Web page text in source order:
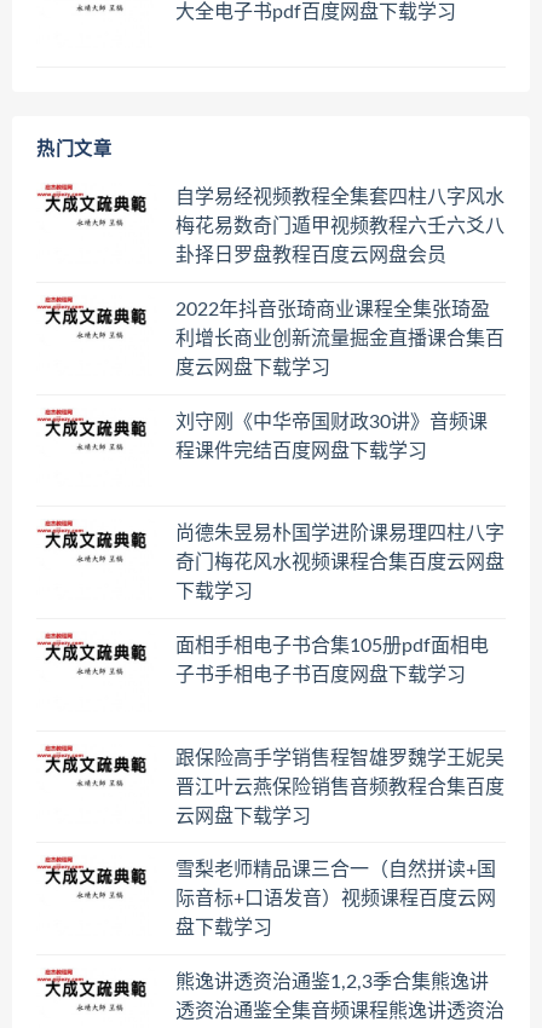
大全电子书pdf百度网盘下载学习
热门文章
自学易经视频教程全集套四柱八字风水
梅花易数奇门遁甲视频教程六壬六爻八
卦择日罗盘教程百度云网盘会员
2022年抖音张琦商业课程全集张琦盈
利增长商业创新流量掘金直播课合集百
度云网盘下载学习
刘守刚《中华帝国财政30讲》音频课
程课件完结百度网盘下载学习
尚德朱昱易朴国学进阶课易理四柱八字
奇门梅花风水视频课程合集百度云网盘
下载学习
面相手相电子书合集105册pdf面相电
子书手相电子书百度网盘下载学习
跟保险高手学销售程智雄罗魏学王妮吴
晋江叶云燕保险销售音频教程合集百度
云网盘下载学习
雪梨老师精品课三合一（自然拼读+国
际音标+口语发音）视频课程百度云网
盘下载学习
熊逸讲透资治通鉴1,2,3季合集熊逸讲
透资治通鉴全集音频课程熊逸讲透资治